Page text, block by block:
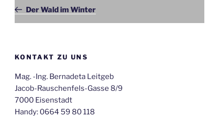
Beitrag
Der Wald im Winter
KONTAKT ZU UNS
Mag. -Ing. Bernadeta Leitgeb
Jacob-Rauschenfels-Gasse 8/9
7000 Eisenstadt
Handy: 0664 59 80 118